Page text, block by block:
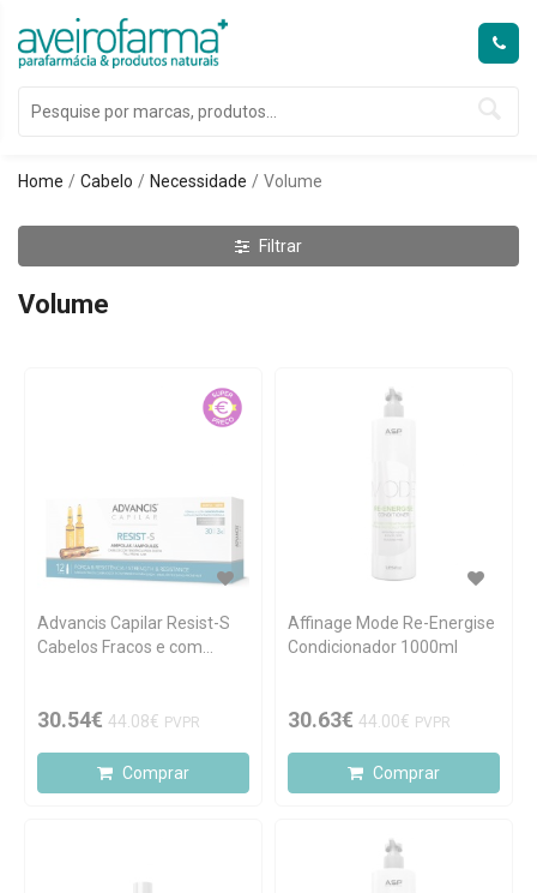
Home Cabelo Necessidade Volume
Filtrar
Volume
Advancis Capilar Resist-S
Cabelos Fracos e com
30.54€ 44.08€ PVPR
Comprar
Affinage Mode Re-Energise
Condicionador 1000ml
30.63€ 44.00€ PVPR
Comprar